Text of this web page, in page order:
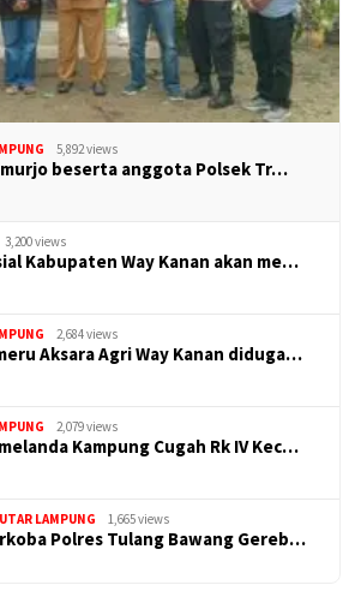
5,892 views
beserta anggota Polsek Tr…
3,200 views
Kabupaten Way Kanan akan me…
2,684 views
Aksara Agri Way Kanan diduga…
2,079 views
Kampung Cugah Rk IV Kec…
LAMPUNG 1,665 views
Polres Tulang Bawang Gereb…